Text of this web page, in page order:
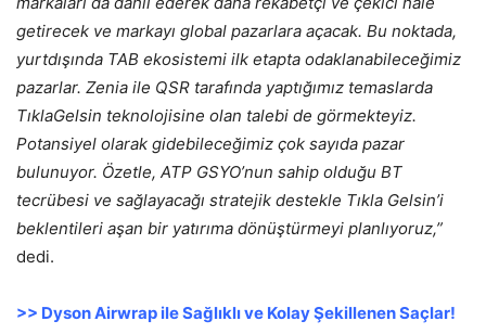
getirecek ve markayı global pazarlara açacak. Bu noktada,
yurtdışında TAB ekosistemi ilk etapta odaklanabileceğimiz
pazarlar. Zenia ile QSR tarafında yaptığımız temaslarda
TıklaGelsin teknolojisine olan talebi de görmekteyiz.
Potansiyel olarak gidebileceğimiz çok sayıda pazar
bulunuyor. Özetle, ATP GSYO’nun sahip olduğu BT
tecrübesi ve sağlayacağı stratejik destekle Tıkla Gelsin’i
beklentileri aşan bir yatırıma dönüştürmeyi planlıyoruz,”
dedi.
>> Dyson Airwrap ile Sağlıklı ve Kolay Şekillenen Saçlar!